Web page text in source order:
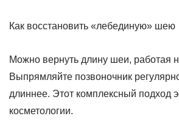
Как восстановить «лебединую» шею
Можно вернуть длину шеи, работая
Выпрямляйте позвоночник
длиннее. Этот комплексный подход
косметологии.